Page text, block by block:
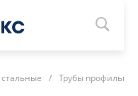
/ Трубы